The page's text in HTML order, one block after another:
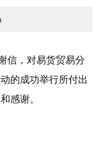
信，对易货贸易分
的成功举行所付出
感谢。